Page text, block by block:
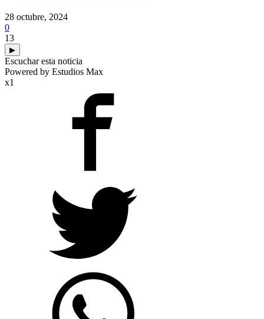
28 octubre, 2024
0
13
▶
Escuchar esta noticia
Powered by Estudios Max
x1